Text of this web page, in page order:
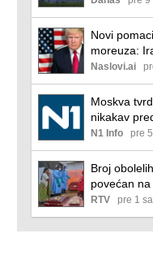
Novi
moreuza:
Naslovi.ai
Moskva
nikakav
nastavak
N1 Info pre
Broj
povećan
slučaj
RTV pre 1